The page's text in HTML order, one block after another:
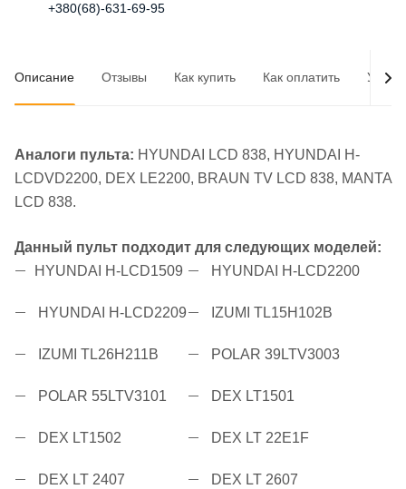
+380(68)-631-69-95
Описание Отзывы Как купить Как оплатить
Аналоги пульта: HYUNDAI LCD 838, HYUNDAI H-
LCDVD2200, DEX LE2200, BRAUN TV LCD 838, MANTA
LCD 838.
Данный пульт подходит для следующих моделей:
HYUNDAI H-LCD1509
HYUNDAI H-LCD2200
HYUNDAI H-LCD2209 IZUMI TL15H102B
IZUMI TL26H211B POLAR 39LTV3003
POLAR 55LTV3101 DEX LT1501
DEX LT1502 DEX LT 22E1F
DEX LT 2407 DEX LT 2607